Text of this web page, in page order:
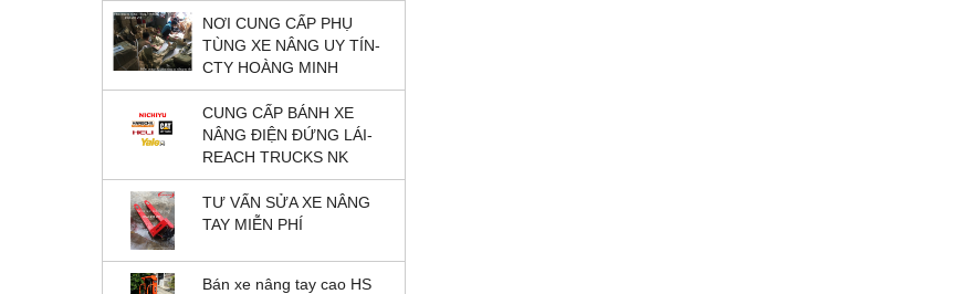
NƠI CUNG CẤP PHỤ
TÙNG XE NÂNG UY TÍN-
CTY HOÀNG MINH
CUNG CẤP BÁNH XE
NÂNG ĐIỆN ĐỨNG LÁI-
REACH TRUCKS NK
TƯ VẤN SỬA XE NÂNG
TAY MIỄN PHÍ
Bán xe nâng tay cao HS